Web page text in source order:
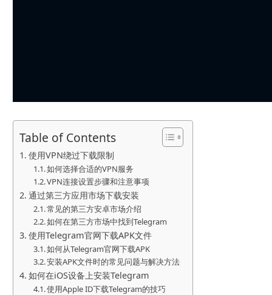
Table of Contents
使用VPN绕过下载限制
如何选择合适的VPN服务
VPN连接设置步骤和注意事项
通过第三方应用市场下载安装
常见的第三方安卓市场介绍
如何在第三方市场中找到Telegram
使用Telegram官网下载APK文件
如何从Telegram官网下载APK
安装APK文件时的常见问题与解决方法
如何在iOS设备上安装Telegram
使用Apple ID下载Telegram的技巧